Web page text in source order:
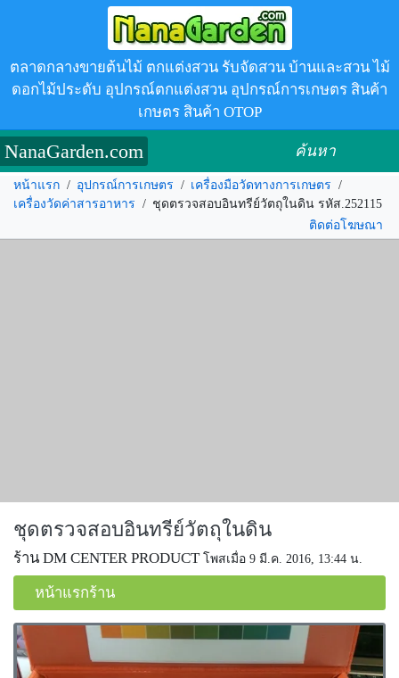
ตลาดกลางขายต้นไม้ ตกแต่งสวน รับจัดสวน บ้านและสวน ไม้
ดอกไม้ประดับ อุปกรณ์ตกแต่งสวน อุปกรณ์การเกษตร สินค้า
เกษตร สินค้า OTOP
NanaGarden.com ค้นหา
หน้าแรก / อุปกรณ์การเกษตร / เครื่องมือวัดทางการเกษตร /
เครื่องวัดค่าสารอาหาร / ชุดตรวจสอบอินทรีย์วัตถุในดิน รหัส.252115
ติดต่อโฆษณา
ชุดตรวจสอบอินทรีย์วัตถุในดิน
ร้าน DM CENTER PRODUCT โพสเมื่อ 9 มี.ค. 2016, 13:44 น.
หน้าแรกร้าน